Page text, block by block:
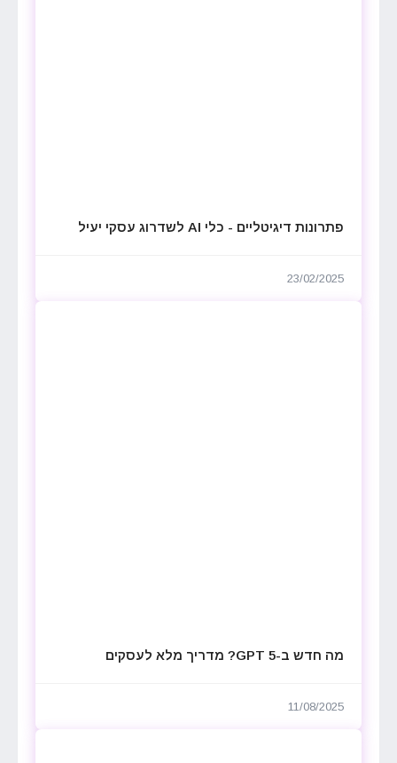
פתרונות דיגיטליים - כלי AI לשדרוג עסקי יעיל
23/02/2025
מה חדש ב-GPT 5? מדריך מלא לעסקים
11/08/2025